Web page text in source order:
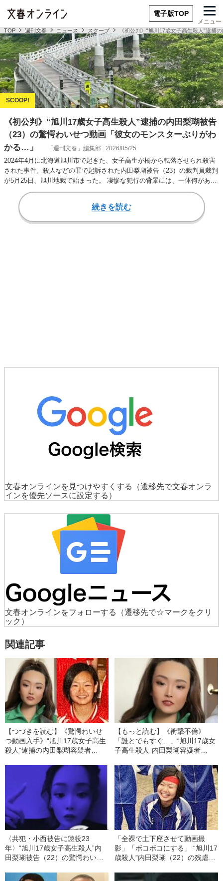
電子版TOP
メニュー
TOP 週刊文春 ニュース スクープ 《初公判》“旭川17歳女子高生殺人”逮
《初公判》“旭川17歳女子高生殺人”逮捕の内田梨瑚被告
（23）の驚愕わいせつ動画「彼女のモンスターぶりがわ
かる…」
「週刊文春」編集部 2026/05/25
2024年4月に北海道旭川市で起きた、女子高生が橋から転落させられ殺害
された事件。殺人などの罪で起訴された内田梨瑚被告（23）の裁判員裁判
が5月25日、旭川地裁で始まった。 凄惨な犯行の背景には、一体何があっ
たのか…
続きを読む
文春オンラインを見つけやすくする
（遷移先で文春オンラ
インを優先ソースに設定する）
文春オンラインをフォローする
（遷移先で☆マークをクリ
ック）
関連記事
【つづきを読む】《驚愕わいせ
つ動画入手》“旭川17歳女子高生
殺人”逮捕の内田梨瑚容疑者
ケ”「私は限界を知らない。自分
を追い込んで得る達成感という
ものは…」
【もっと読む】《衝撃不倫》
「誰とでもすぐ…」“旭川17歳女
子高生殺人”内田梨瑚容疑者
関係にあった「署長は取材に対
し否定せず、北海道警本部
は…」
〈共犯・小西被告に懲役23
年〉“旭川17歳女子高生殺人”内
田梨瑚被告（22）の驚愕わいせ
ー”」「男も女も関係なしに…」
「全裸で土下座させて動画撮
影」「ボコボコにする」 “旭川17
歳殺人”内田梨瑚（22）の残虐さ